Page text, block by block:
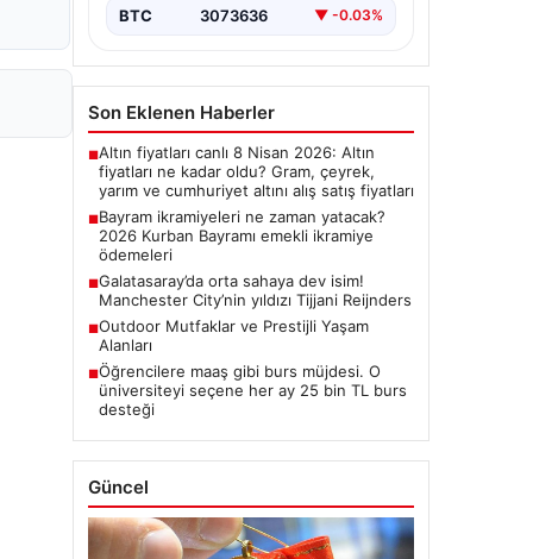
BTC 3073636 ▼ -0.03%
Son Eklenen Haberler
■Altın fiyatları canlı 8 Nisan 2026: Altın
fiyatları ne kadar oldu? Gram, çeyrek,
yarım ve cumhuriyet altını alış satış fiyatları
■Bayram ikramiyeleri ne zaman yatacak?
2026 Kurban Bayramı emekli ikramiye
ödemeleri
■Galatasaray’da orta sahaya dev isim!
Manchester City’nin yıldızı Tijjani Reijnders
■Outdoor Mutfaklar ve Prestijli Yaşam
Alanları
■Öğrencilere maaş gibi burs müjdesi. O
üniversiteyi seçene her ay 25 bin TL burs
desteği
Güncel